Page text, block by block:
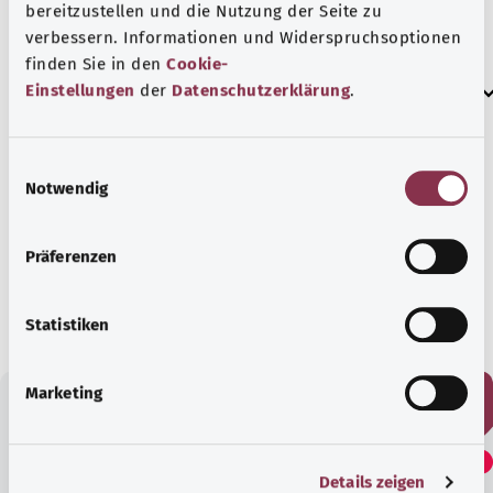
bereitzustellen und die Nutzung der Seite zu
verbessern. Informationen und Widerspruchsoptionen
finden Sie in den Cookie-
Einstellungen der Datenschutzerklärung.
Notwendig
Präferenzen
Statistiken
Marketing
Details zeigen
مراجع المصادر
(IQWiG).
هل وجدت هذا المقال مفيدًا؟